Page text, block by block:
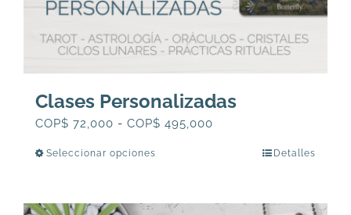
Clases Personalizadas
COP$ 72,000 - COP$ 495,000
COP$
Seleccionar opciones Detalles